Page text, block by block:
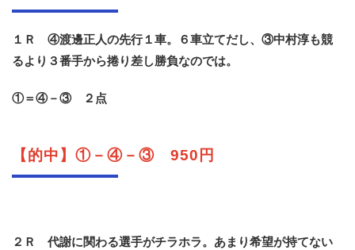
１Ｒ ④渡邊正人の先行１車。６車立てだし、③中村淳も競
るより３番手から捲り差し勝負なのでは。
①＝④－③ ２点
【的中】①－④－③ 950円
２Ｒ 代謝に関わる選手がチラホラ。あまり希望が持てない